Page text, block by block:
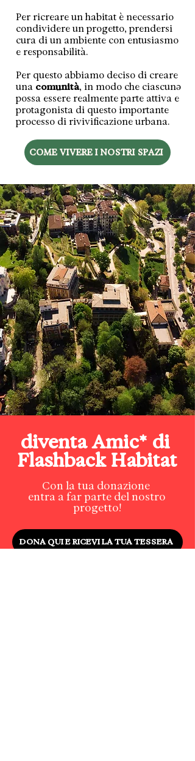
Per ricreare un habitat è necessario
condividere un progetto, prendersi
cura di un ambiente con entusiasmo
e responsabilità.
Per questo abbiamo deciso di creare
una comunità, in modo che ciascunə
possa essere realmente parte attiva e
protagonista di questo importante
processo di rivivificazione urbana.​
COME VIVERE I NOSTRI SPAZI
diventa Amic* di
Flashback Habitat
Con la tua donazione
entra a far parte del nostro
progetto!
DONA QUI E RICEVI LA TUA TESSERA